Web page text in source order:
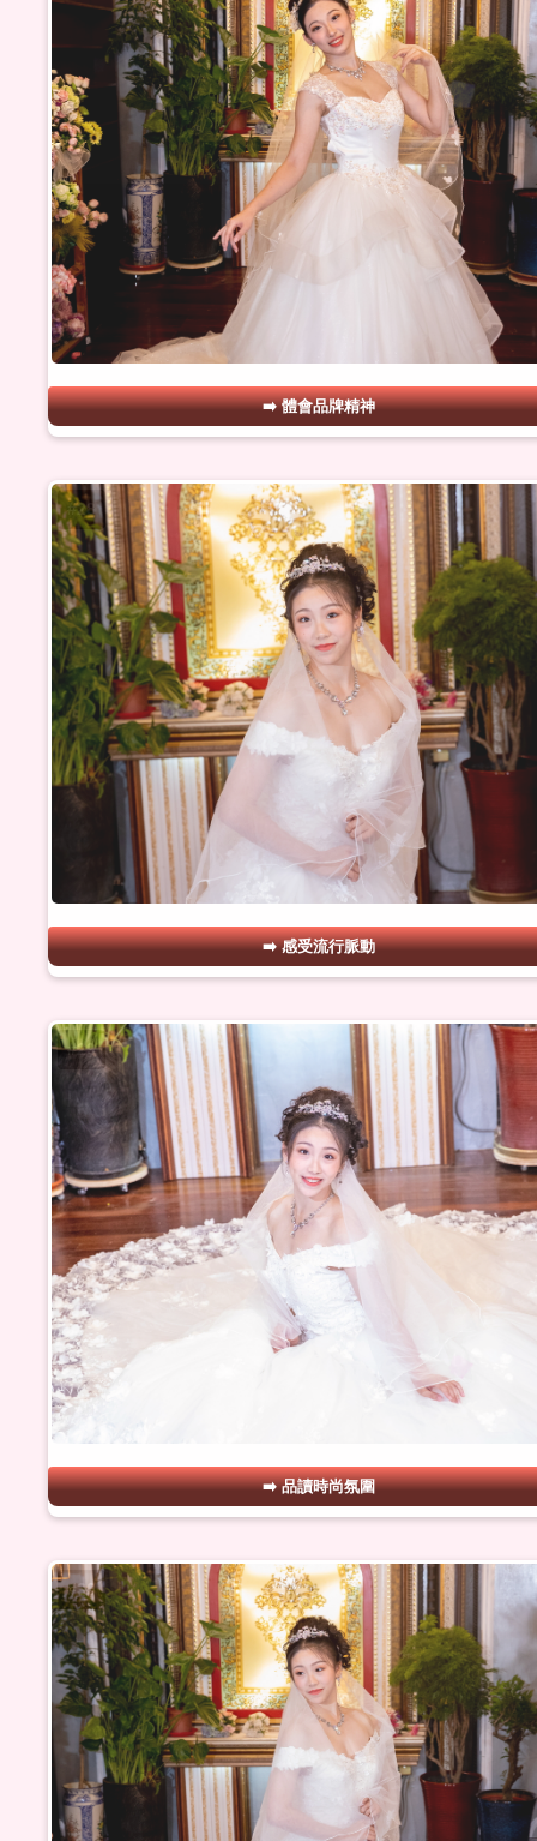
體會品牌精神
#28
感受流行脈動
#29
品讀時尚氛圍
#30